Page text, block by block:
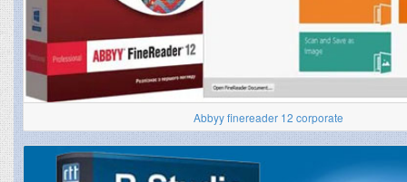
Abbyy finereader 12 corporate